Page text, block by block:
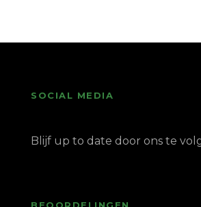
SOCIAL MEDIA
Blijf up to date door ons te